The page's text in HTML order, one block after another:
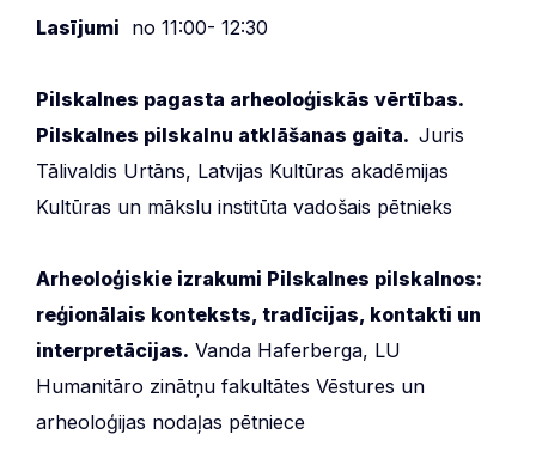
Lasījumi no 11:00- 12:30
Pilskalnes pagasta arheoloģiskās vērtības.
Pilskalnes pilskalnu atklāšanas gaita. Juris
Tālivaldis Urtāns, Latvijas Kultūras akadēmijas
Kultūras un mākslu institūta vadošais pētnieks
Arheoloģiskie izrakumi Pilskalnes pilskalnos:
reģionālais konteksts, tradīcijas, kontakti un
interpretācijas. Vanda Haferberga, LU
Humanitāro zinātņu fakultātes Vēstures un
arheoloģijas nodaļas pētniece